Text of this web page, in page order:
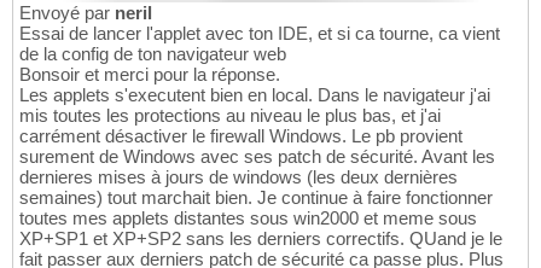
Envoyé par neril
Essai de lancer l'applet avec ton IDE, et si ca tourne, ca vient
de la config de ton navigateur web
Bonsoir et merci pour la réponse.
Les applets s'executent bien en local. Dans le navigateur j'ai
mis toutes les protections au niveau le plus bas, et j'ai
carrément désactiver le firewall Windows. Le pb provient
surement de Windows avec ses patch de sécurité. Avant les
dernieres mises à jours de windows (les deux dernières
semaines) tout marchait bien. Je continue à faire fonctionner
toutes mes applets distantes sous win2000 et meme sous
XP+SP1 et XP+SP2 sans les derniers correctifs. QUand je le
fait passer aux derniers patch de sécurité ca passe plus. Plus